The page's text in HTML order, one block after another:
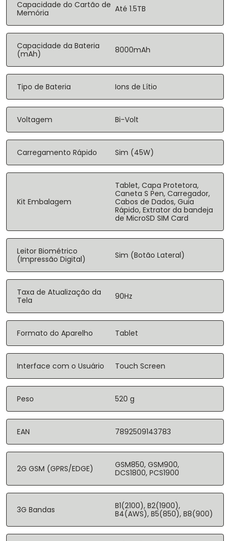
Capacidade do Cartão de
Memória
Até 1.5TB
Capacidade da Bateria
(mAh)
8000mAh
Tipo de Bateria Ions de Lítio
Voltagem Bi-Volt
Carregamento Rápido Sim (45W)
Kit Embalagem
Tablet, Capa Protetora,
Caneta S Pen, Carregador,
Cabos de Dados, Guia
Rápido, Extrator da bandeja
de MicroSD SIM Card
Leitor Biométrico
(Impressão Digital)
Sim (Botão Lateral)
Taxa de Atualização da
Tela
90Hz
Formato do Aparelho Tablet
Interface com o Usuário Touch Screen
Peso 520 g
EAN 7892509143783
2G GSM (GPRS/EDGE)
GSM850, GSM900,
DCS1800, PCS1900
3G Bandas
B1(2100), B2(1900),
B4(AWS), B5(850), B8(900)